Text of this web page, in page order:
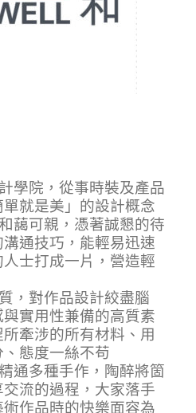
學院，從事時裝及產品
就是美」的設計概念
藹可親，憑著誠懇的待
通技巧，能輕易迅速
士打成一片，營造輕
，對作品設計絞盡腦
實用性兼備的高質素
牽涉的所有材料、用
態度一絲不苟
通多種手作，陶醉將箇
流的過程，大家落手
作品時的快樂面容為